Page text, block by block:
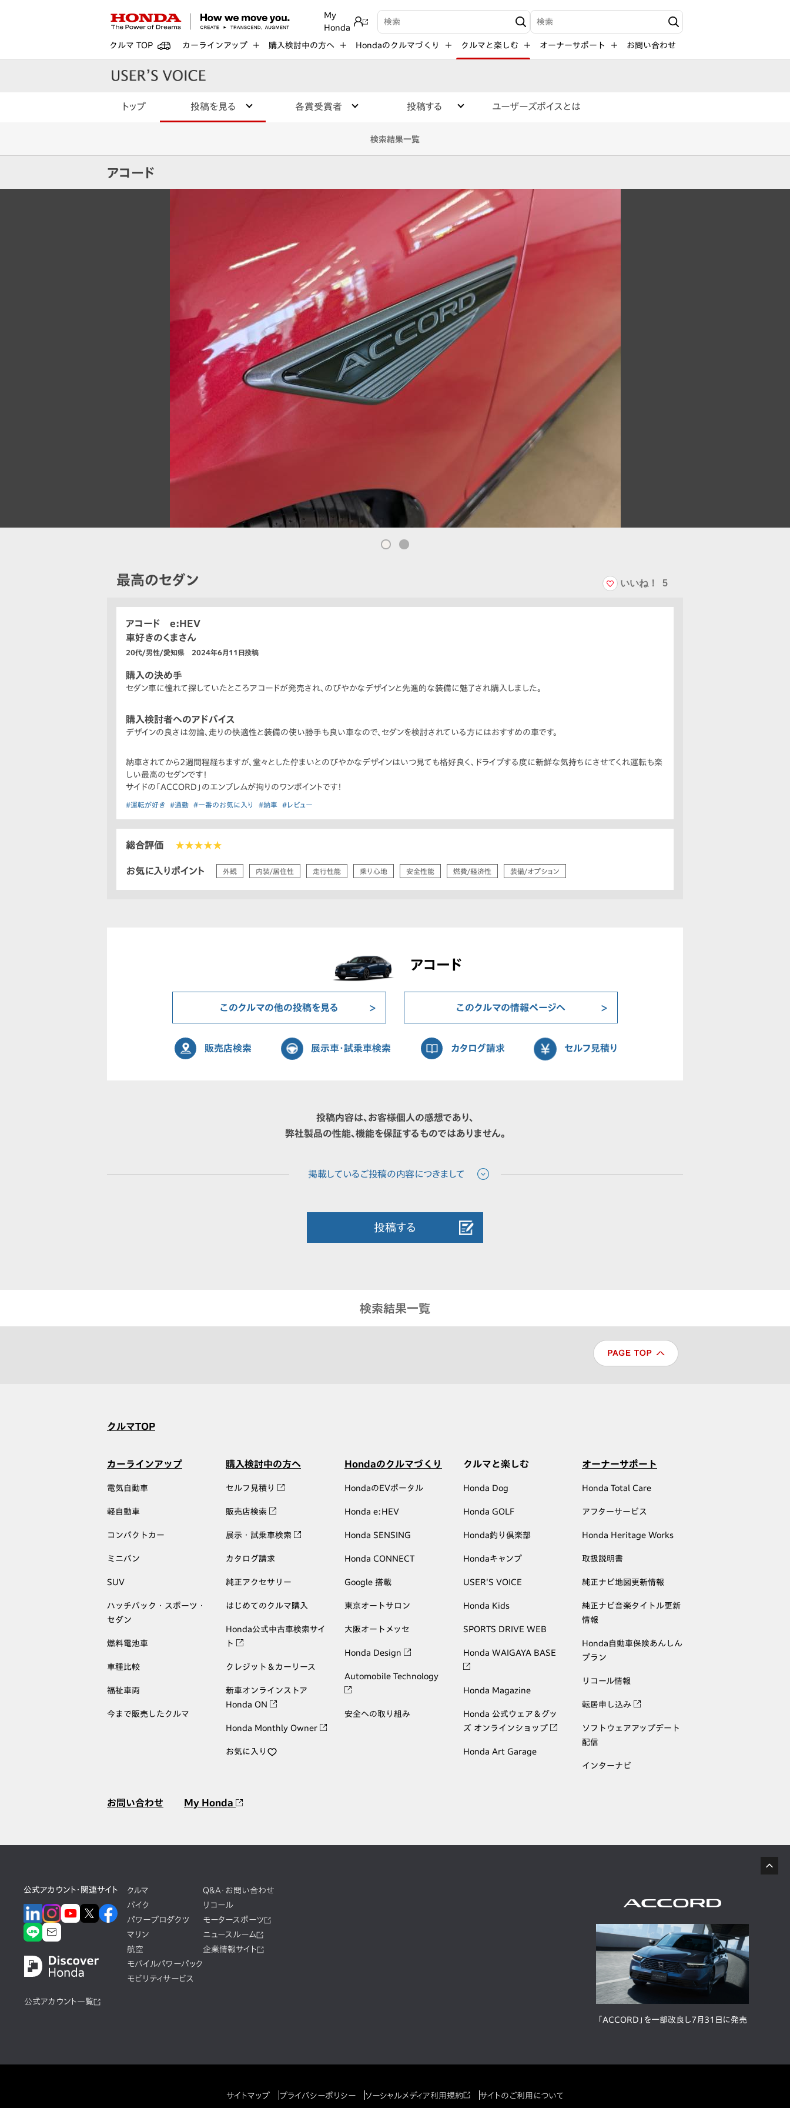
My
Honda
検索キーワード入力 検索キーワード入力
クルマ TOP カーラインアップ 購入検討中の方へ Hondaのクルマづくり クルマと楽しむ オーナーサポート お問い合わせ
トップ 投稿を見る 各賞受賞者 投稿する ユーザーズボイスとは
検索結果一覧
アコード
最高のセダン いいね！ 5
アコード e:HEV
車好きのくまさん
20代/男性/愛知県 2024年6月11日投稿
購入の決め手
セダン車に憧れて探していたところアコードが発売され、のびやかなデザインと先進的な装備に魅了され購入しました。
購入検討者へのアドバイス
デザインの良さは勿論、走りの快適性と装備の使い勝手も良い車なので、セダンを検討されている方にはおすすめの車です。
納車されてから2週間程経ちますが、堂々とした佇まいとのびやかなデザインはいつ見ても格好良く、ドライブする度に新鮮な気持ちにさせてくれ運転も楽
しい最高のセダンです！
サイドの「ACCORD」のエンブレムが拘りのワンポイントです！
#運転が好き #通勤 #一番のお気に入り #納車 #レビュー
総合評価 ★★★★★
お気に入りポイント 外観 内装/居住性 走行性能 乗り心地 安全性能 燃費/経済性 装備/オプション
アコード
このクルマの他の投稿を見る このクルマの情報ページへ
販売店検索 展示車・試乗車検索 カタログ請求 セルフ見積り
投稿内容は、お客様個人の感想であり、
弊社製品の性能、機能を保証するものではありません。
投稿する
検索結果一覧
クルマTOP
カーラインアップ
電気自動車
軽自動車
コンパクトカー
ミニバン
SUV
ハッチバック・スポーツ・
セダン
燃料電池車
車種比較
福祉車両
今まで販売したクルマ
購入検討中の方へ
セルフ見積り
販売店検索
展示・試乗車検索
カタログ請求
純正アクセサリー
はじめてのクルマ購入
Honda公式中古車検索サイ
ト
クレジット＆カーリース
新車オンラインストア
Honda ON
Honda Monthly Owner
お気に入り
Hondaのクルマづくり
HondaのEVポータル
Honda e:HEV
Honda SENSING
Honda CONNECT
Google 搭載
東京オートサロン
大阪オートメッセ
Honda Design
Automobile Technology
安全への取り組み
クルマと楽しむ
Honda Dog
Honda GOLF
Honda釣り倶楽部
Hondaキャンプ
USER'S VOICE
Honda Kids
SPORTS DRIVE WEB
Honda WAIGAYA BASE
Honda Magazine
Honda 公式ウェア＆グッ
ズ オンラインショップ
Honda Art Garage
オーナーサポート
Honda Total Care
アフターサービス
Honda Heritage Works
取扱説明書
純正ナビ地図更新情報
純正ナビ音楽タイトル更新
情報
Honda自動車保険あんしん
プラン
リコール情報
転居申し込み
ソフトウェアアップデート
配信
インターナビ
お問い合わせ My Honda
公式アカウント・関連サイト
公式アカウント一覧
クルマ
バイク
パワープロダクツ
マリン
航空
モバイルパワーパック
モビリティサービス
Q&A・お問い合わせ
リコール
モータースポーツ
ニュースルーム
企業情報サイト
「ACCORD」を一部改良し7月31日に発売
サイトマップ プライバシーポリシー ソーシャルメディア利用規約 サイトのご利用について